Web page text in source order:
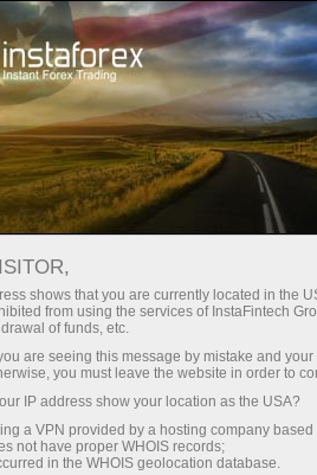
da conta
Iniciantes Para Investidores
shows that you are currently located in the
from using the services of InstaFintech
of funds, etc.
are seeing this message by mistake and
you must leave the website in order to
IP address show your location as the USA?
a VPN provided by a hosting company
not have proper WHOIS records;
in the WHOIS geolocation database.